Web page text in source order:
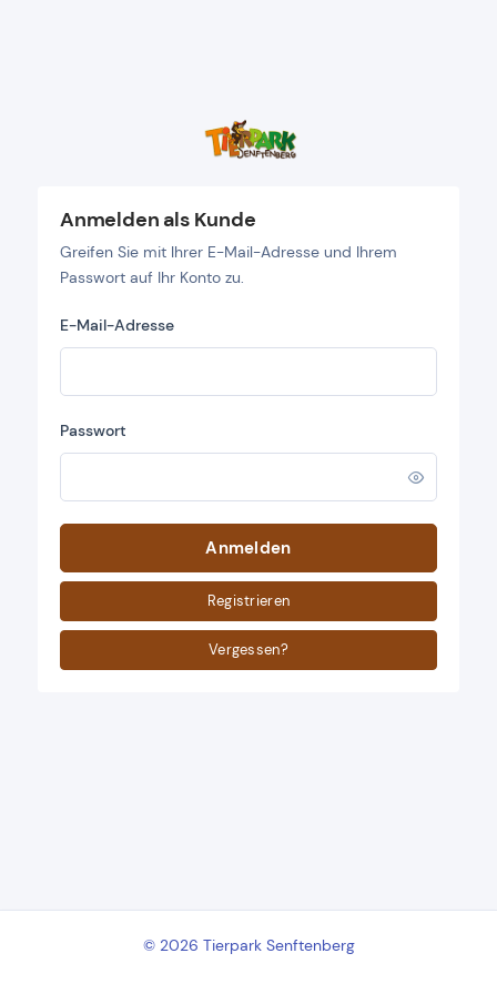
Anmelden als Kunde
Greifen Sie mit Ihrer E-Mail-Adresse und Ihrem
Passwort auf Ihr Konto zu.
E-Mail-Adresse
Passwort
Anmelden
Registrieren
Vergessen?
© 2026 Tierpark Senftenberg